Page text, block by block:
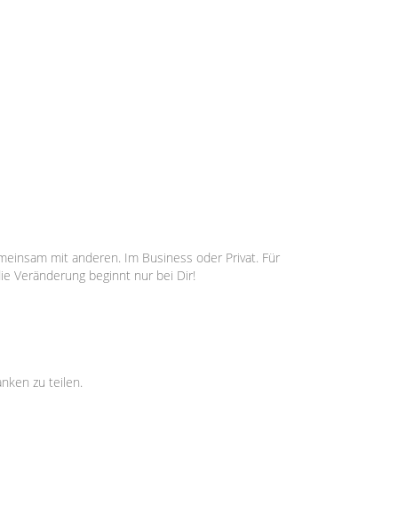
mit anderen. Im Business oder Privat. Für
Veränderung beginnt nur bei Dir!
zu teilen.